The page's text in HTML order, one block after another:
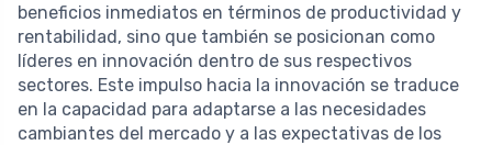
beneficios inmediatos en términos de productividad y
rentabilidad, sino que también se posicionan como
líderes en innovación dentro de sus respectivos
sectores. Este impulso hacia la innovación se traduce
en la capacidad para adaptarse a las necesidades
cambiantes del mercado y a las expectativas de los